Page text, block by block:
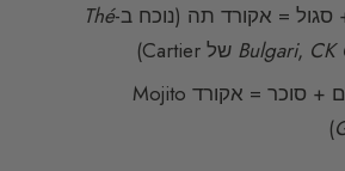
סגול = אקורד תה (נוכח ב-Thé
Bulgari, CK
של Cartier)
נענע + ליים + רום + סוכר = אקורד Mojito
(